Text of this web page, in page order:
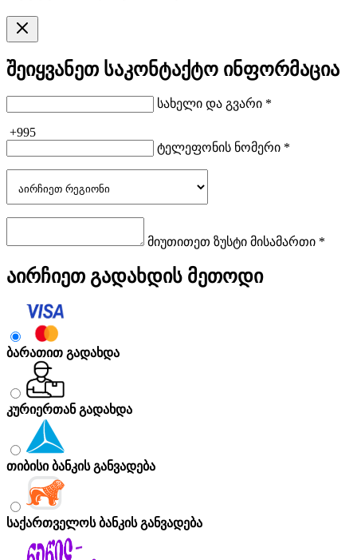
შეიყვანეთ საკონტაქტო ინფორმაცია
სახელი და გვარი *
+995
ტელეფონის ნომერი *
მიუთითეთ ზუსტი მისამართი *
აირჩიეთ გადახდის მეთოდი
ბარათით გადახდა
კურიერთან გადახდა
თიბისი ბანკის განვადება
საქართველოს ბანკის განვადება